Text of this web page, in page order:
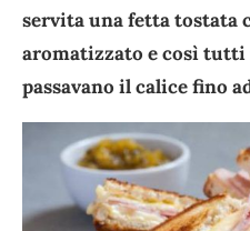
servita una fetta tostata
aromatizzato e così tutti
passavano il calice fino